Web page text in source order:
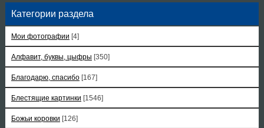
Категории раздела
Мои фотографии [4]
Алфавит, буквы, цыфры [350]
Благодарю, спасибо [167]
Блестящие картинки [1546]
Божьи коровки [126]